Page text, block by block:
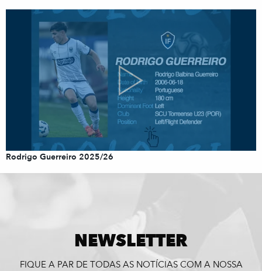
Rodrigo Guerreiro 2025/26
NEWSLETTER
FIQUE A PAR DE TODAS AS NOTÍCIAS COM A NOSSA